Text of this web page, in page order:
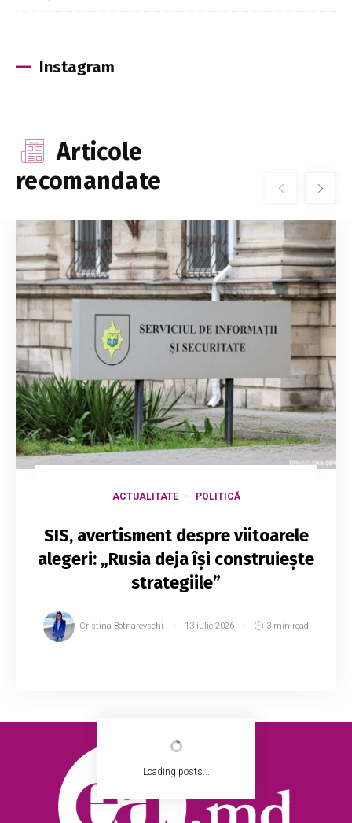
Loading posts...
Instagram
Articole
recomandate
ACTUALITATE POLITICĂ
SIS, avertisment despre viitoarele
alegeri: „Rusia deja își construiește
strategiile”
Cristina Botnarevschi 13 iulie 2026 3 min read